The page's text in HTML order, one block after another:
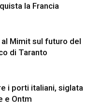
la Francia
al Mimit sul futuro del
di Taranto
i porti italiani, siglata
e Ontm